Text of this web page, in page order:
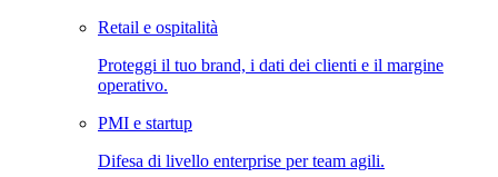
Retail e ospitalità
Proteggi il tuo brand, i dati dei clienti e il margine
operativo.
PMI e startup
Difesa di livello enterprise per team agili.